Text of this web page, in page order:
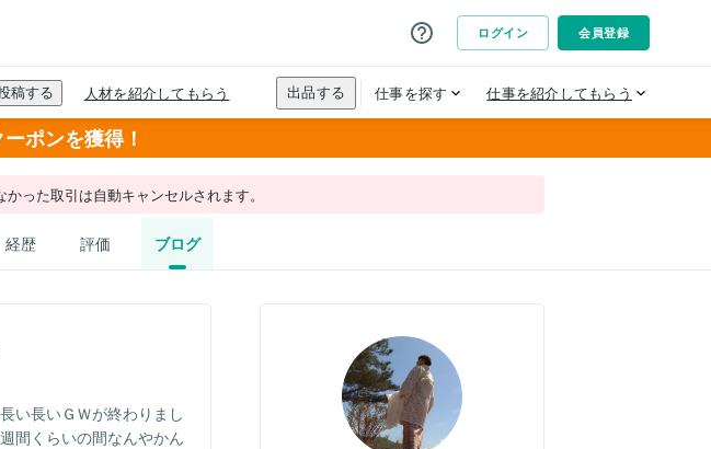
ポンを獲得！
った取引は自動キャンセルされます。
経歴 評価 ブログ
い長いＧＷが終わりまし
間くらいの間なんやかん